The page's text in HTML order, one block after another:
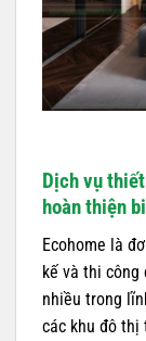
Dịch vụ
hoàn thiện
Ecohome là
kế và thi công
nhiều trong
các khu đô thị